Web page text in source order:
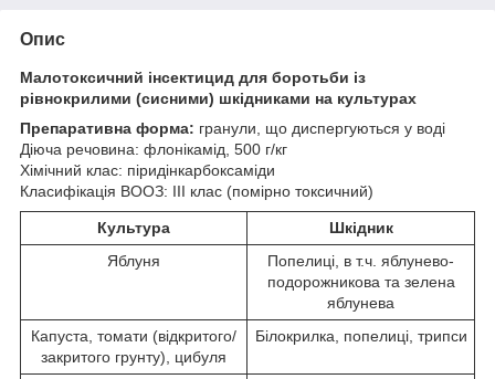
Опис
Малотоксичний інсектицид для боротьби із
рівнокрилими (сисними) шкідниками на культурах
Препаративна форма: гранули, що диспергуються у воді
Діюча речовина: флонікамід, 500 г/кг
Хімічний клас: піридінкарбоксаміди
Класифікація ВООЗ: ІІІ клас (помірно токсичний)
Культура
Шкідник
Яблуня
Попелиці, в т.ч. яблунево-
подорожникова та зелена
яблунева
Капуста, томати (відкритого/
закритого грунту), цибуля
Білокрилка, попелиці, трипси